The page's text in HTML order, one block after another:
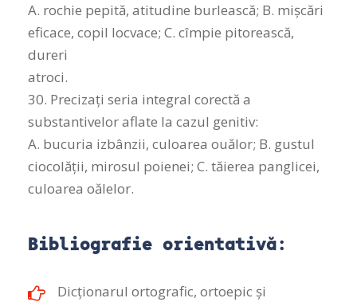
A. rochie pepită, atitudine burlească; B. mișcări
eficace, copil locvace; C. cîmpie pitorească,
dureri
atroci.
30. Precizați seria integral corectă a
substantivelor aflate la cazul genitiv:
A. bucuria izbânzii, culoarea ouălor; B. gustul
ciocolății, mirosul poienei; C. tăierea panglicei,
culoarea oălelor.
Bibliografie orientativă:
Dicţionarul ortografic, ortoepic şi